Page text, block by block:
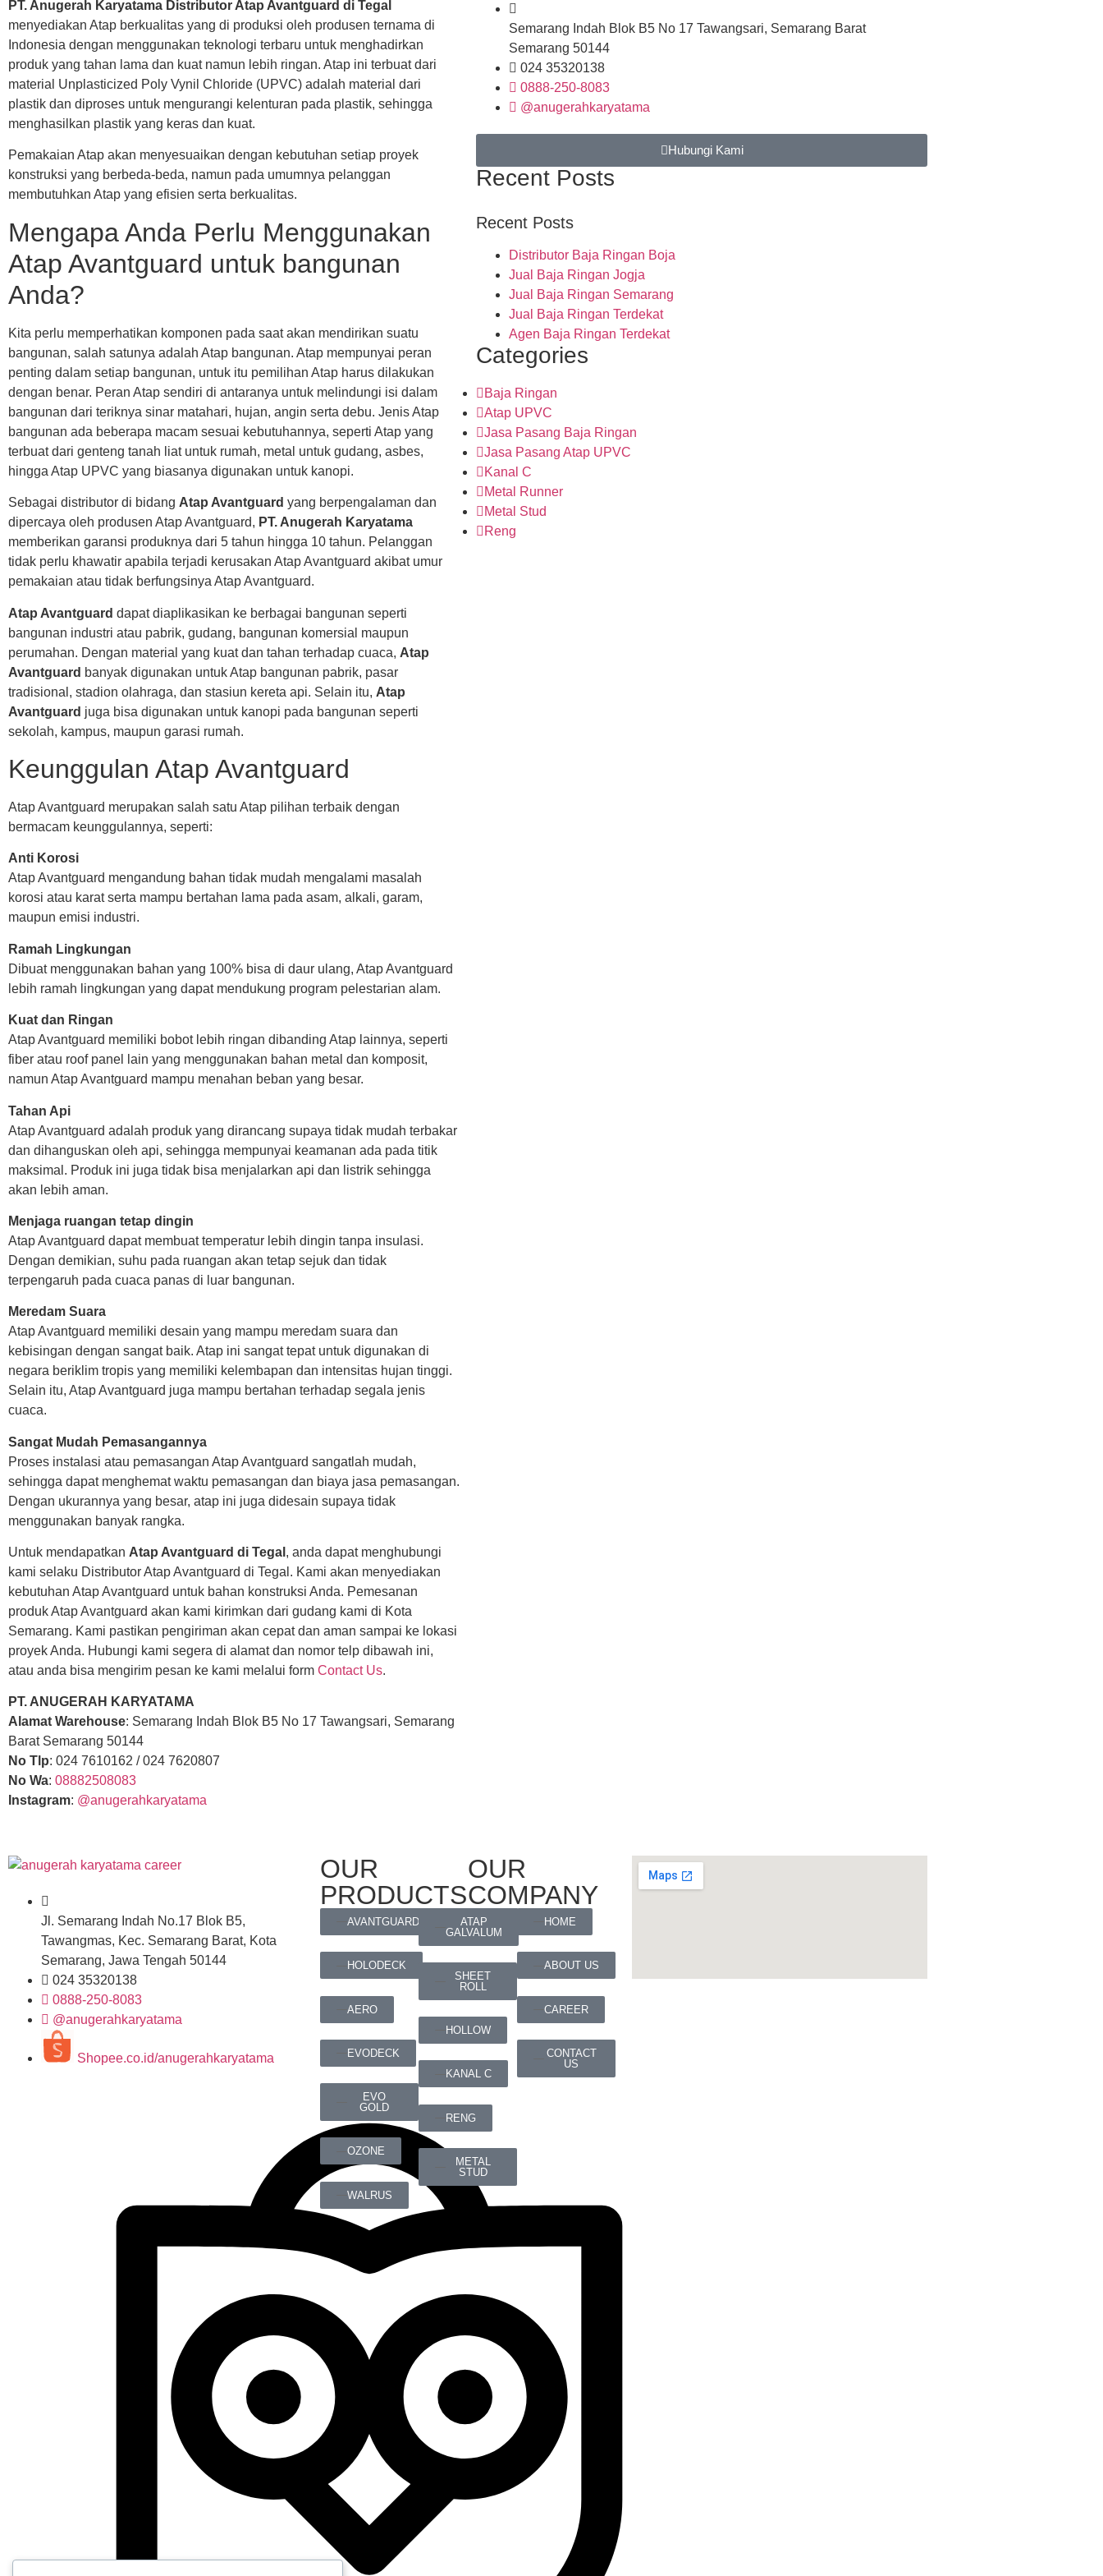
PT. Anugerah Karyatama Distributor Atap Avantguard di Tegal
menyediakan Atap berkualitas yang di produksi oleh produsen ternama di
Indonesia dengan menggunakan teknologi terbaru untuk menghadirkan
produk yang tahan lama dan kuat namun lebih ringan. Atap ini terbuat dari
material Unplasticized Poly Vynil Chloride (UPVC) adalah material dari
plastik dan diproses untuk mengurangi kelenturan pada plastik, sehingga
menghasilkan plastik yang keras dan kuat.
Pemakaian Atap akan menyesuaikan dengan kebutuhan setiap proyek
konstruksi yang berbeda-beda, namun pada umumnya pelanggan
membutuhkan Atap yang efisien serta berkualitas.
Mengapa Anda Perlu Menggunakan
Atap Avantguard untuk bangunan
Anda?
Kita perlu memperhatikan komponen pada saat akan mendirikan suatu
bangunan, salah satunya adalah Atap bangunan. Atap mempunyai peran
penting dalam setiap bangunan, untuk itu pemilihan Atap harus dilakukan
dengan benar. Peran Atap sendiri di antaranya untuk melindungi isi dalam
bangunan dari teriknya sinar matahari, hujan, angin serta debu. Jenis Atap
bangunan ada beberapa macam sesuai kebutuhannya, seperti Atap yang
terbuat dari genteng tanah liat untuk rumah, metal untuk gudang, asbes,
hingga Atap UPVC yang biasanya digunakan untuk kanopi.
Sebagai distributor di bidang Atap Avantguard yang berpengalaman dan
dipercaya oleh produsen Atap Avantguard, PT. Anugerah Karyatama
memberikan garansi produknya dari 5 tahun hingga 10 tahun. Pelanggan
tidak perlu khawatir apabila terjadi kerusakan Atap Avantguard akibat umur
pemakaian atau tidak berfungsinya Atap Avantguard.
Atap Avantguard dapat diaplikasikan ke berbagai bangunan seperti
bangunan industri atau pabrik, gudang, bangunan komersial maupun
perumahan. Dengan material yang kuat dan tahan terhadap cuaca, Atap
Avantguard banyak digunakan untuk Atap bangunan pabrik, pasar
tradisional, stadion olahraga, dan stasiun kereta api. Selain itu, Atap
Avantguard juga bisa digunakan untuk kanopi pada bangunan seperti
sekolah, kampus, maupun garasi rumah.
Keunggulan Atap Avantguard
Atap Avantguard merupakan salah satu Atap pilihan terbaik dengan
bermacam keunggulannya, seperti:
Anti Korosi
Atap Avantguard mengandung bahan tidak mudah mengalami masalah
korosi atau karat serta mampu bertahan lama pada asam, alkali, garam,
maupun emisi industri.
Ramah Lingkungan
Dibuat menggunakan bahan yang 100% bisa di daur ulang, Atap Avantguard
lebih ramah lingkungan yang dapat mendukung program pelestarian alam.
Kuat dan Ringan
Atap Avantguard memiliki bobot lebih ringan dibanding Atap lainnya, seperti
fiber atau roof panel lain yang menggunakan bahan metal dan komposit,
namun Atap Avantguard mampu menahan beban yang besar.
Tahan Api
Atap Avantguard adalah produk yang dirancang supaya tidak mudah terbakar
dan dihanguskan oleh api, sehingga mempunyai keamanan ada pada titik
maksimal. Produk ini juga tidak bisa menjalarkan api dan listrik sehingga
akan lebih aman.
Menjaga ruangan tetap dingin
Atap Avantguard dapat membuat temperatur lebih dingin tanpa insulasi.
Dengan demikian, suhu pada ruangan akan tetap sejuk dan tidak
terpengaruh pada cuaca panas di luar bangunan.
Meredam Suara
Atap Avantguard memiliki desain yang mampu meredam suara dan
kebisingan dengan sangat baik. Atap ini sangat tepat untuk digunakan di
negara beriklim tropis yang memiliki kelembapan dan intensitas hujan tinggi.
Selain itu, Atap Avantguard juga mampu bertahan terhadap segala jenis
cuaca.
Sangat Mudah Pemasangannya
Proses instalasi atau pemasangan Atap Avantguard sangatlah mudah,
sehingga dapat menghemat waktu pemasangan dan biaya jasa pemasangan.
Dengan ukurannya yang besar, atap ini juga didesain supaya tidak
menggunakan banyak rangka.
Untuk mendapatkan Atap Avantguard di Tegal , anda dapat menghubungi
kami selaku Distributor Atap Avantguard di Tegal. Kami akan menyediakan
kebutuhan Atap Avantguard untuk bahan konstruksi Anda. Pemesanan
produk Atap Avantguard akan kami kirimkan dari gudang kami di Kota
Semarang. Kami pastikan pengiriman akan cepat dan aman sampai ke lokasi
proyek Anda. Hubungi kami segera di alamat dan nomor telp dibawah ini,
atau anda bisa mengirim pesan ke kami melalui form Contact Us.
PT. ANUGERAH KARYATAMA
Alamat Warehouse: Semarang Indah Blok B5 No 17 Tawangsari, Semarang
Barat Semarang 50144
No Tlp: 024 7610162 / 024 7620807
No Wa: 08882508083
Instagram: @anugerahkaryatama
Semarang Indah Blok B5 No 17 Tawangsari, Semarang Barat
Semarang 50144
024 35320138
0888-250-8083
@anugerahkaryatama
Hubungi Kami
Recent Posts
Recent Posts
Distributor Baja Ringan Boja
Jual Baja Ringan Jogja
Jual Baja Ringan Semarang
Jual Baja Ringan Terdekat
Agen Baja Ringan Terdekat
Categories
Baja Ringan
Atap UPVC
Jasa Pasang Baja Ringan
Jasa Pasang Atap UPVC
Kanal C
Metal Runner
Metal Stud
Reng
Jl. Semarang Indah No.17 Blok B5,
Tawangmas, Kec. Semarang Barat, Kota
Semarang, Jawa Tengah 50144
024 35320138
0888-250-8083
@anugerahkaryatama
Shopee.co.id/anugerahkaryatama
OUR
PRODUCTS
OUR
COMPANY
AVANTGUARD
HOLODECK
AERO
EVODECK
EVO
GOLD
OZONE
WALRUS
ATAP
GALVALUM
SHEET
ROLL
HOLLOW
KANAL C
RENG
METAL
STUD
HOME
ABOUT US
CAREER
CONTACT
US